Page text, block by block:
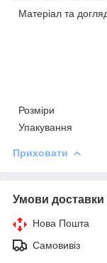
Матеріал та
Розміри
Упакування
Приховати
Умови доставки
Нова Пошта
Самовивіз